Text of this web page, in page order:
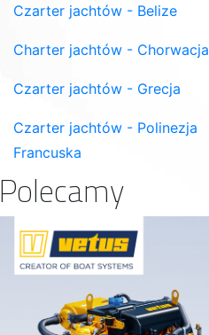
Czarter jachtów - Belize
Charter jachtów - Chorwacja
Czarter jachtów - Grecja
Czarter jachtów - Polinezja
Francuska
Polecamy